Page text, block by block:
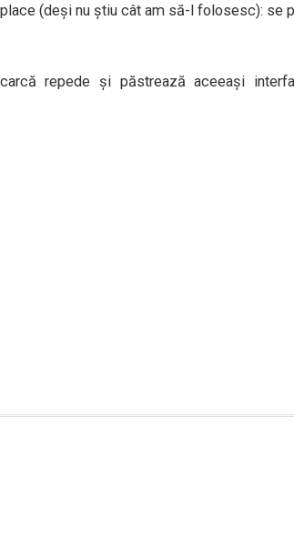
(deşi nu ştiu cât am să-l folosesc): se
repede şi păstrează aceeaşi